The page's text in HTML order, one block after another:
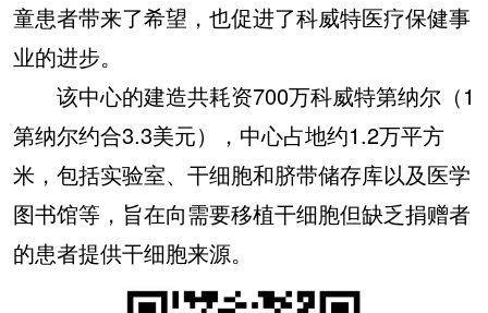
童患者带来了希望，也促进了科威特医疗保健事
业的进步。
该中心的建造共耗资700万科威特第纳尔（1
第纳尔约合3.3美元），中心占地约1.2万平方
米，包括实验室、干细胞和脐带储存库以及医学
图书馆等，旨在向需要移植干细胞但缺乏捐赠者
的患者提供干细胞来源。